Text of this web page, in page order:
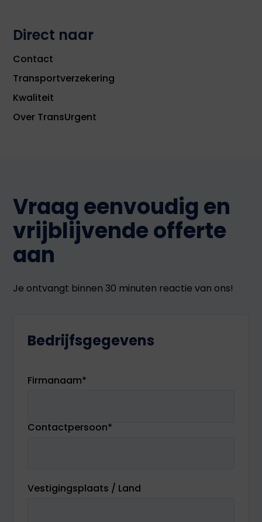
Direct naar
Contact
Transportverzekering
Kwaliteit
Over TransUrgent
Vraag eenvoudig en
vrijblijvende offerte
aan
Je ontvangt binnen 30 minuten reactie van ons!
Bedrijfsgegevens
Firmanaam*
Contactpersoon*
Vestigingsplaats / Land